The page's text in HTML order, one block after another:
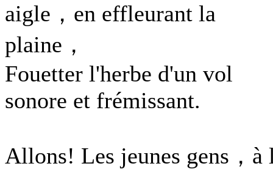
aigle，en effleurant la
plaine，
Fouetter l'herbe d'un vol
sonore et frémissant.
Allons! Les jeunes gens，à